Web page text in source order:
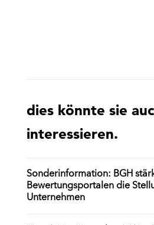
dies könnte sie
interessieren.
Sonderinformation: BGH
Bewertungsportalen die
Unternehmen